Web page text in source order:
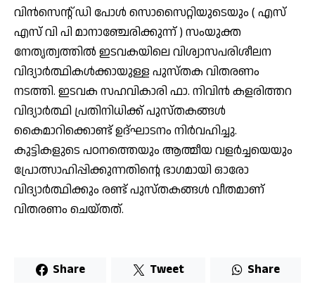
വിൻസെന്റ് ഡി പോൾ സൊസൈറ്റിയുടെയും ( എസ്
എസ് വി പി മാനാഞ്ചേരിക്കുന്ന് ) സംയുക്ത
നേതൃത്വത്തിൽ ഇടവകയിലെ വിശ്വാസപരിശീലന
വിദ്യാർത്ഥികൾക്കായുള്ള പുസ്തക വിതരണം
നടത്തി. ഇടവക സഹവികാരി ഫാ. നിവിൻ കളരിത്തറ
വിദ്യാർത്ഥി പ്രതിനിധിക്ക് പുസ്തകങ്ങൾ
കൈമാറിക്കൊണ്ട് ഉദ്ഘാടനം നിർവഹിച്ചു.
കുട്ടികളുടെ പഠനത്തെയും ആത്മീയ വളർച്ചയെയും
പ്രോത്സാഹിപ്പിക്കുന്നതിന്റെ ഭാഗമായി ഓരോ
വിദ്യാർത്ഥിക്കും രണ്ട് പുസ്തകങ്ങൾ വീതമാണ്
വിതരണം ചെയ്തത്.
Share Tweet Share